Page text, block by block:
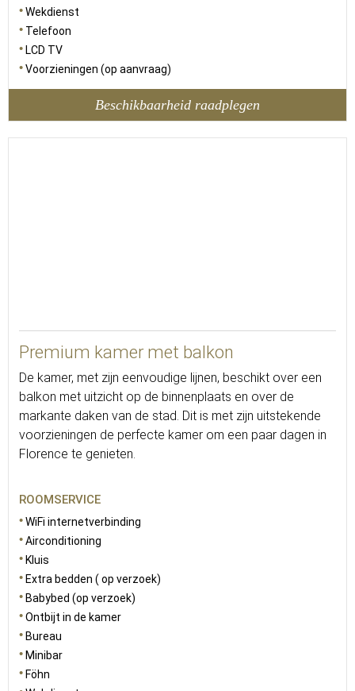
Wekdienst
Telefoon
LCD TV
Voorzieningen (op aanvraag)
Beschikbaarheid raadplegen
Premium kamer met balkon
De kamer, met zijn eenvoudige lijnen, beschikt over een
balkon met uitzicht op de binnenplaats en over de
markante daken van de stad. Dit is met zijn uitstekende
voorzieningen de perfecte kamer om een paar dagen in
Florence te genieten.
ROOMSERVICE
WiFi internetverbinding
Airconditioning
Kluis
Extra bedden ( op verzoek)
Babybed (op verzoek)
Ontbijt in de kamer
Bureau
Minibar
Föhn